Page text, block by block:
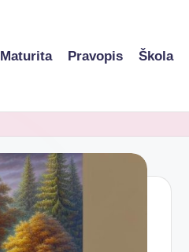
Maturita Pravopis Škola